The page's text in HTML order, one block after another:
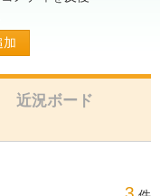
加
近況ボード